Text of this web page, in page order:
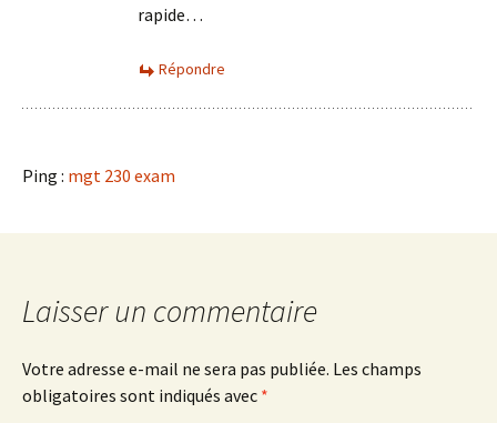
rapide…
Répondre
Ping : mgt 230 exam
Laisser un commentaire
Votre adresse e-mail ne sera pas publiée. Les champs
obligatoires sont indiqués avec *